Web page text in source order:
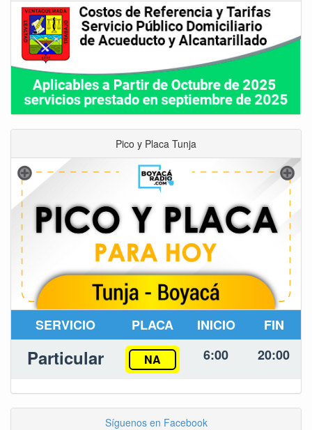
Pico y Placa Tunja
SERVICIO PLACA INICIO FIN
Particular NA 6:00 20:00
Síguenos en Facebook